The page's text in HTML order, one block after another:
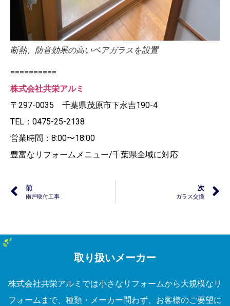
断熱、防音効果の高いペアガラスを設置
==========
株式会社共栄アルミ
〒297-0035 千葉県茂原市下永吉190-4
TEL：0475-25-2138
営業時間：8:00〜18:00
豊富なリフォームメニュー/千葉県全域に対応
前
雨戸取付工事
次
ガラス交換
取り扱いメーカー
株式会社共栄アルミでは小さなリフォームから大規模なリ
フォームまで、種類・メーカー問わず、お客様のご要望に